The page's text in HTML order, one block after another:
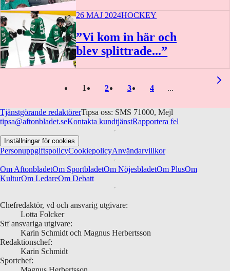
26 MAJ 2024HOCKEY
”Vi kom in här och
blev splittrade...”
1 2 3 4
Tjänstgörande redaktörerTipsa oss: SMS 71000, Mejl
tipsa@aftonbladet.seKontakta kundtjänstRapportera fel
Inställningar för cookies
PersonuppgiftspolicyCookiepolicyAnvändarvillkor
Om AftonbladetOm SportbladetOm NöjesbladetOm PlusOm
KulturOm LedareOm Debatt
Chefredaktör, vd och ansvarig utgivare:
Lotta Folcker
Stf ansvariga utgivare:
Karin Schmidt och Magnus Herbertsson
Redaktionschef:
Karin Schmidt
Sportchef: